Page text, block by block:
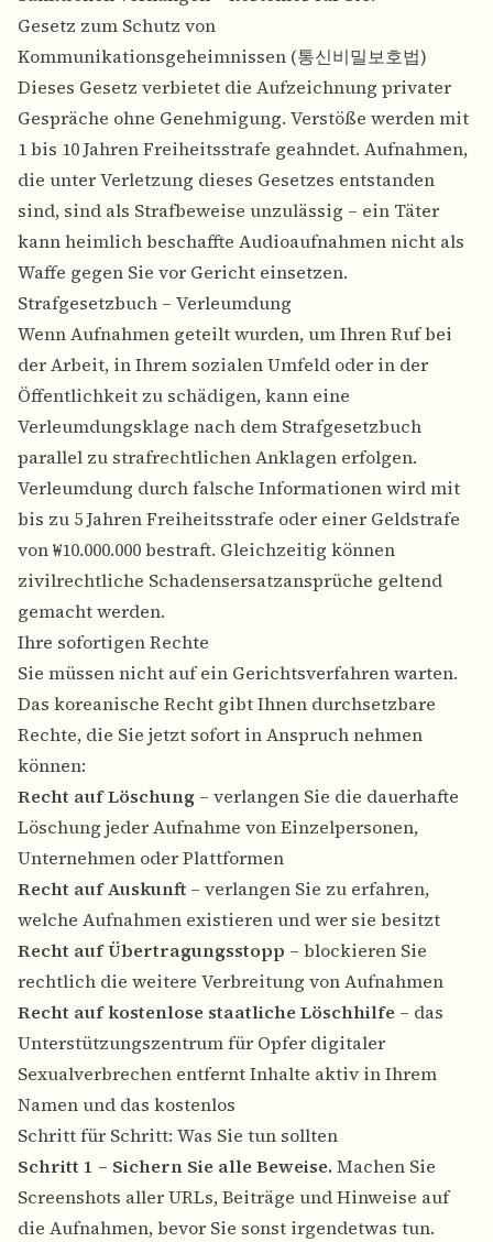
Gesetz zum Schutz von
Kommunikationsgeheimnissen (통신비밀보호법)
Dieses Gesetz verbietet die Aufzeichnung privater
Gespräche ohne Genehmigung. Verstöße werden mit
1 bis 10 Jahren Freiheitsstrafe geahndet. Aufnahmen,
die unter Verletzung dieses Gesetzes entstanden
sind, sind als Strafbeweise unzulässig – ein Täter
kann heimlich beschaffte Audioaufnahmen nicht als
Waffe gegen Sie vor Gericht einsetzen.
Strafgesetzbuch – Verleumdung
Wenn Aufnahmen geteilt wurden, um Ihren Ruf bei
der Arbeit, in Ihrem sozialen Umfeld oder in der
Öffentlichkeit zu schädigen, kann eine
Verleumdungsklage nach dem Strafgesetzbuch
parallel zu strafrechtlichen Anklagen erfolgen.
Verleumdung durch falsche Informationen wird mit
bis zu 5 Jahren Freiheitsstrafe oder einer Geldstrafe
von ₩10.000.000 bestraft. Gleichzeitig können
zivilrechtliche Schadensersatzansprüche geltend
gemacht werden.
Ihre sofortigen Rechte
Sie müssen nicht auf ein Gerichtsverfahren warten.
Das koreanische Recht gibt Ihnen durchsetzbare
Rechte, die Sie jetzt sofort in Anspruch nehmen
können:
Recht auf Löschung – verlangen Sie die dauerhafte
Löschung jeder Aufnahme von Einzelpersonen,
Unternehmen oder Plattformen
Recht auf Auskunft – verlangen Sie zu erfahren,
welche Aufnahmen existieren und wer sie besitzt
Recht auf Übertragungsstopp – blockieren Sie
rechtlich die weitere Verbreitung von Aufnahmen
Recht auf kostenlose staatliche Löschhilfe – das
Unterstützungszentrum für Opfer digitaler
Sexualverbrechen entfernt Inhalte aktiv in Ihrem
Namen und das kostenlos
Schritt für Schritt: Was Sie tun sollten
Schritt 1 – Sichern Sie alle Beweise. Machen Sie
Screenshots aller URLs, Beiträge und Hinweise auf
die Aufnahmen, bevor Sie sonst irgendetwas tun.